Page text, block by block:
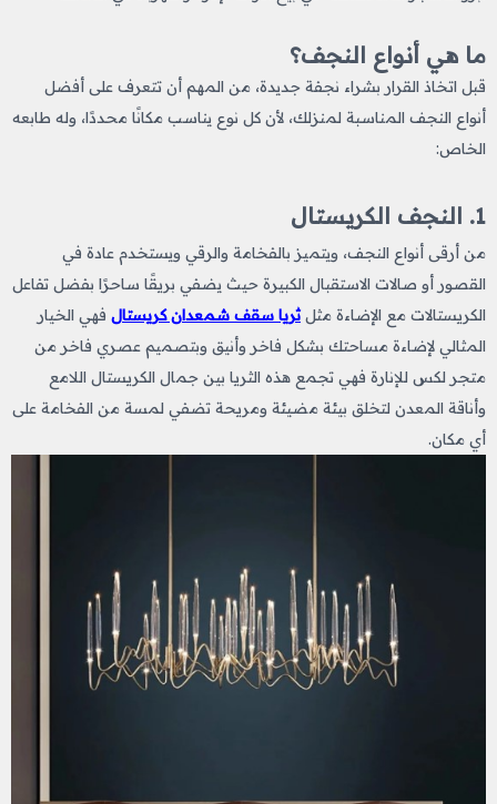
ما هي أنواع النجف؟
قبل اتخاذ القرار بشراء نجفة جديدة، من المهم أن تتعرف على أفضل
أنواع النجف المناسبة لمنزلك، لأن كل نوع يناسب مكانًا محددًا، وله طابعه
الخاص:
1. النجف الكريستال
من أرقى أنواع النجف، ويتميز بالفخامة والرقي ويستخدم عادة في
القصور أو صالات الاستقبال الكبيرة حيث يضفي بريقًا ساحرًا بفضل تفاعل
الكريستالات مع الإضاءة مثلثريا سقف شمعدان كريستال فهي الخيار
المثالي لإضاءة مساحتك بشكل فاخر وأنيق وبتصميم عصري فاخر من
متجر لكس للإنارة فهي تجمع هذه الثريا بين جمال الكريستال اللامع
وأناقة المعدن لتخلق بيئة مضيئة ومريحة تضفي لمسة من الفخامة على
أي مكان.